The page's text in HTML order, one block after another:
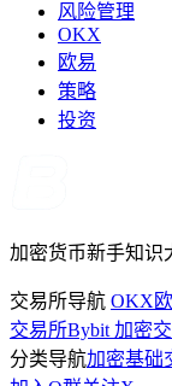
风险管理
OKX
欧易
策略
投资
加密货币新手知识
交易所导航 OKX
交易所Bybit 加密
分类导航加密基础